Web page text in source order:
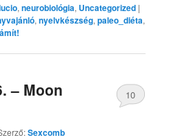
,neurobiológia, Uncategorized |
,nyelvkészség,paleo_diéta,
– Moon
Sexcomb
10